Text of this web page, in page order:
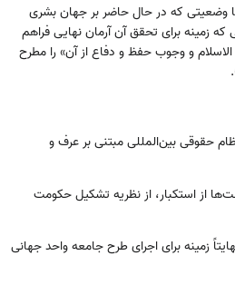
وضعیتی که در حال حاضر بر جهان بشری
زمینه برای تحقق آن آرمان نهایی فراهم
و وجوب حفظ و دفاع از آن» را مطرح
حقوقی بین‌المللی مبتنی بر عرف و
از استکبار، از نظریه تشکیل حکومت
زمینه برای اجرای طرح جامعه واحد جهانی